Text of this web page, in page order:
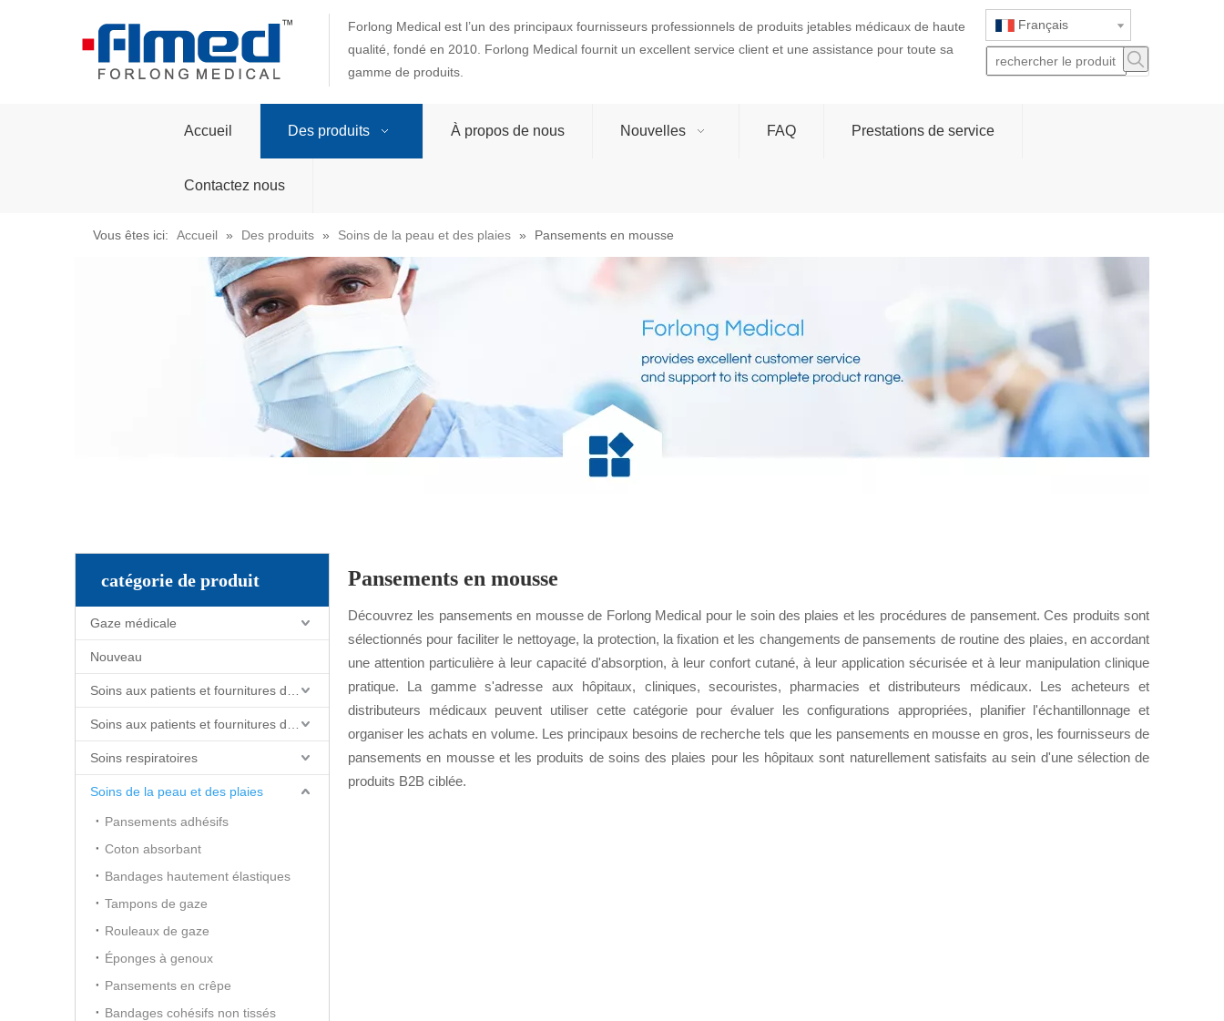
Forlong Medical est l’un des principaux fournisseurs professionnels de produits jetables médicaux de haute
qualité, fondé en 2010. Forlong Medical fournit un excellent service client et une assistance pour toute sa
gamme de produits.
Français
Accueil Des produits À propos de nous Nouvelles FAQ Prestations de service
Contactez nous
Vous êtes ici: Accueil » Des produits » Soins de la peau et des plaies » Pansements en mousse
catégorie de produit
Gaze médicale
Nouveau
Soins respiratoires
Soins de la peau et des plaies
Pansements adhésifs
Coton absorbant
Bandages hautement élastiques
Tampons de gaze
Rouleaux de gaze
Éponges à genoux
Pansements en crêpe
Bandages cohésifs non tissés
Pansements en mousse
Découvrez les pansements en mousse de Forlong Medical pour le soin des plaies et les procédures de pansement. Ces produits sont
sélectionnés pour faciliter le nettoyage, la protection, la fixation et les changements de pansements de routine des plaies, en accordant
une attention particulière à leur capacité d'absorption, à leur confort cutané, à leur application sécurisée et à leur manipulation clinique
pratique. La gamme s'adresse aux hôpitaux, cliniques, secouristes, pharmacies et distributeurs médicaux. Les acheteurs et
distributeurs médicaux peuvent utiliser cette catégorie pour évaluer les configurations appropriées, planifier l'échantillonnage et
organiser les achats en volume. Les principaux besoins de recherche tels que les pansements en mousse en gros, les fournisseurs de
pansements en mousse et les produits de soins des plaies pour les hôpitaux sont naturellement satisfaits au sein d'une sélection de
produits B2B ciblée.